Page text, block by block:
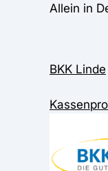
Allein in
BKK Linde